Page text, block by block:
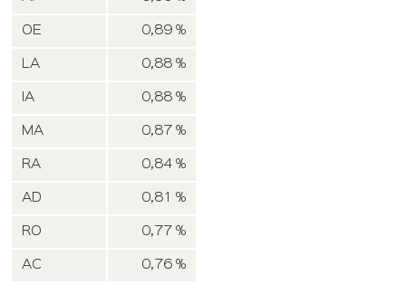
OE 0,89 %
LA 0,88 %
IA 0,88 %
MA 0,87 %
RA 0,84 %
AD 0,81 %
RO 0,77 %
AC 0,76 %